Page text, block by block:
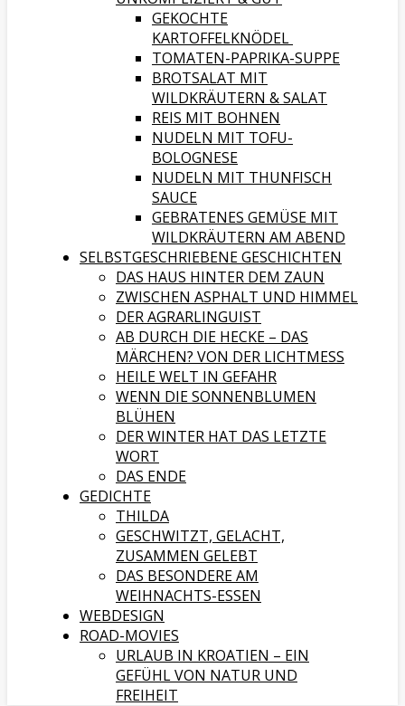
GEKOCHTE
KARTOFFELKNÖDEL
TOMATEN-PAPRIKA-SUPPE
BROTSALAT MIT
WILDKRÄUTERN & SALAT
REIS MIT BOHNEN
NUDELN MIT TOFU-
BOLOGNESE
NUDELN MIT THUNFISCH
SAUCE
GEBRATENES GEMÜSE MIT
WILDKRÄUTERN AM ABEND
SELBSTGESCHRIEBENE GESCHICHTEN
DAS HAUS HINTER DEM ZAUN
ZWISCHEN ASPHALT UND HIMMEL
DER AGRARLINGUIST
AB DURCH DIE HECKE – DAS
MÄRCHEN? VON DER LICHTMESS
HEILE WELT IN GEFAHR
WENN DIE SONNENBLUMEN
BLÜHEN
DER WINTER HAT DAS LETZTE
WORT
DAS ENDE
GEDICHTE
THILDA
GESCHWITZT, GELACHT,
ZUSAMMEN GELEBT
DAS BESONDERE AM
WEIHNACHTS-ESSEN
WEBDESIGN
ROAD-MOVIES
URLAUB IN KROATIEN – EIN
GEFÜHL VON NATUR UND
FREIHEIT